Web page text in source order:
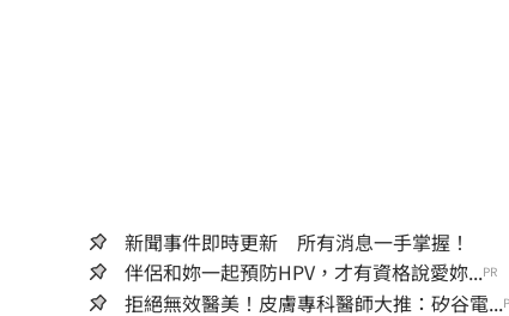
新聞事件即時更新 所有消息一手掌握！
伴侶和妳一起預防HPV，才有資格說愛妳...PR
拒絕無效醫美！皮膚專科醫師大推：矽谷電...